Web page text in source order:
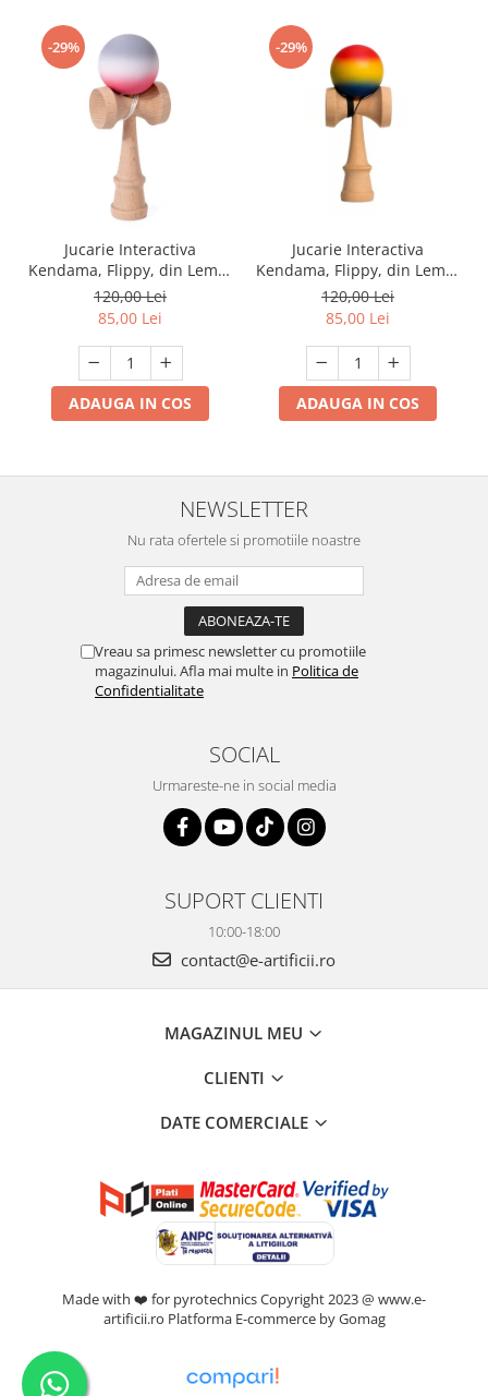
-29%
Jucarie Interactiva
Kendama, Flippy, din Lemn,
18 cm, Joc de Indemanare
pentru Copii si Adulti,
Model Gradient 9,
Rosu/Alb/Gri
120,00 Lei
85,00 Lei
ADAUGA IN COS
-29%
Jucarie Interactiva
Kendama, Flippy, din Lemn,
18 cm, Joc de Indemanare
pentru Copii si Adulti,
Model Gradient 8, Rosu/
Galben/ Albastru
120,00 Lei
85,00 Lei
ADAUGA IN COS
NEWSLETTER
Nu rata ofertele si promotiile noastre
Vreau sa primesc newsletter cu promotiile
magazinului. Afla mai multe in Politica de
Confidentialitate
SOCIAL
Urmareste-ne in social media
SUPORT CLIENTI
10:00-18:00
contact@e-artificii.ro
MAGAZINUL MEU
CLIENTI
DATE COMERCIALE
Made with ❤️ for pyrotechnics Copyright 2023 @ www.e-
artificii.ro Platforma E-commerce by Gomag